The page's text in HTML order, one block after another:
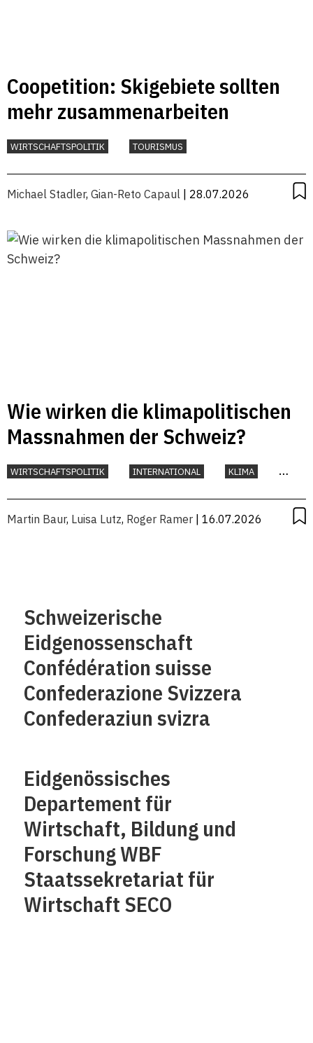
Coopetition: Skigebiete sollten
mehr zusammenarbeiten
WIRTSCHAFTSPOLITIK TOURISMUS
Michael Stadler, Gian-Reto Capaul | 28.07.2026
Wie wirken die klimapolitischen
Massnahmen der Schweiz?
WIRTSCHAFTSPOLITIK INTERNATIONAL
KLIMA
Martin Baur, Luisa Lutz, Roger Ramer | 16.07.2026
Schweizerische
Eidgenossenschaft
Confédération suisse
Confederazione Svizzera
Confederaziun svizra
Eidgenössisches
Departement für
Wirtschaft, Bildung und
Forschung WBF
Staatssekretariat für
Wirtschaft SECO